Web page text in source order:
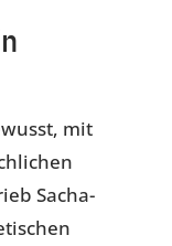
mit
Sach­a­